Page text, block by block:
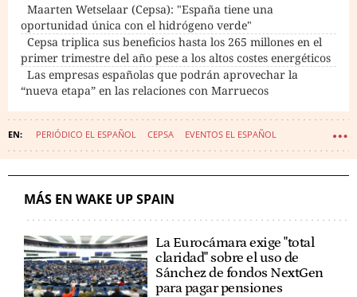
Maarten Wetselaar (Cepsa): "España tiene una
oportunidad única con el hidrógeno verde"
Cepsa triplica sus beneficios hasta los 265 millones en el
primer trimestre del año pese a los altos costes energéticos
Las empresas españolas que podrán aprovechar la
“nueva etapa” en las relaciones con Marruecos
PERIÓDICO EL ESPAÑOL CEPSA EVENTOS EL ESPAÑOL
WAKE UP SPAIN FORO ECONÓMICO ESPAÑOL WAKE UP SPAIN (2022)
WAKE UP - LA MOVIOLA
MÁS EN WAKE UP SPAIN
La Eurocámara exige "total
claridad" sobre el uso de
Sánchez de fondos NextGen
para pagar pensiones